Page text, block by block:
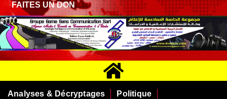
FAITES UN DON
Analyses & Décryptages
Politique